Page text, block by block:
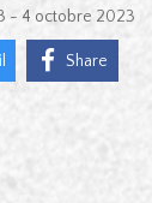
- 4 octobre 2023
Share